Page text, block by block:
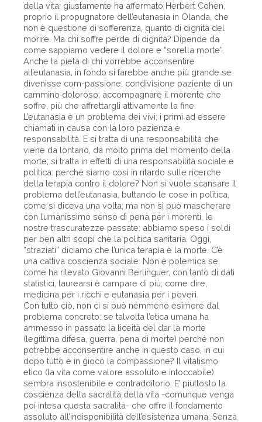
della vita: giustamente ha affermato Herbert Cohen,
proprio il propugnatore dell’eutanasia in Olanda, che
non è questione di sofferenza, quanto di dignità del
morire. Ma chi soffre perde di dignità? Dipende da
come sappiamo vedere il dolore e “sorella morte”.
Anche la pietà di chi vorrebbe acconsentire
all’eutanasia, in fondo si farebbe anche più grande se
divenisse com-passione, condivisione paziente di un
cammino doloroso; accompagnare il morente che
soffre, più che affrettargli attivamente la fine.
L’eutanasia è un problema dei vivi; i primi ad essere
chiamati in causa con la loro pazienza e
responsabilità. E si tratta di una responsabilità che
viene da lontano, da molto prima del momento della
morte; si tratta in effetti di una responsabilità sociale e
politica: perché siamo così in ritardo sulle ricerche
della terapia contro il dolore? Non si vuole scansare il
problema dell’eutanasia, buttando le cose in politica,
come si diceva una volta; ma non si può mascherare
con l’umanissimo senso di pena per i morenti, le
nostre trascuratezze passate: abbiamo speso i soldi
per ben altri scopi che la politica sanitaria. Oggi,
“straziati” diciamo che l’unica terapia è la morte. C’è
una cattiva coscienza sociale. Non è polemica se,
come ha rilevato Giovanni Berlinguer, con tanto di dati
statistici, laurearsi è campare di più; come dire,
medicina per i ricchi e eutanasia per i poveri.
Con tutto ciò, non ci si può nemmeno esimere dal
problema concreto: se talvolta l’etica umana ha
ammesso in passato la liceità del dar la morte
(legittima difesa, guerra, pena di morte) perché non
potrebbe acconsentire anche in questo caso, in cui
dopo tutto è in gioco la compassione? Il vitalismo
etico (la vita come valore assoluto e intoccabile)
sembra insostenibile e contradditorio. E’ piuttosto la
coscienza della sacralità della vita -comunque venga
poi intesa questa sacralità- che offre il fondamento
assoluto all’indisponibilità dell’esistenza umana. Senza